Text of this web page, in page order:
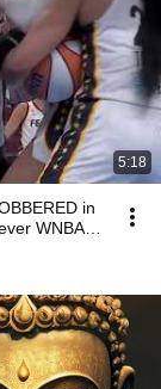
5:18
in
WNBA